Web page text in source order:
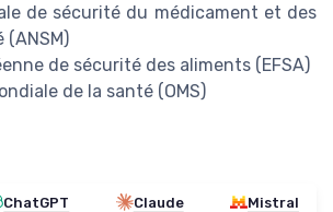
de sécurité du médicament et des
de sécurité des aliments (EFSA)
de la santé (OMS)
ChatGPT Claude Mistral